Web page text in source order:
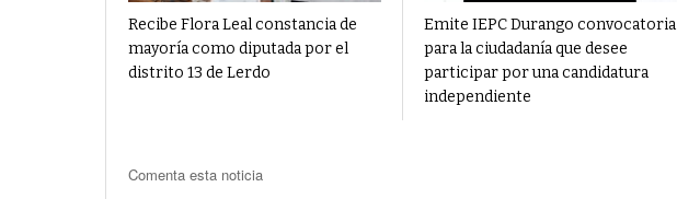
Recibe Flora Leal constancia de
mayoría como diputada por el
distrito 13 de Lerdo
Emite IEPC Durango convocatoria
para la ciudadanía que desee
participar por una candidatura
independiente
Comenta esta noticia